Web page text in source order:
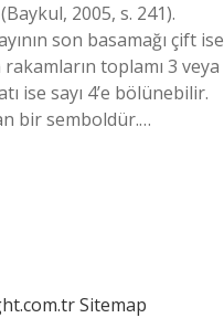
2005, s. 241).
son basamağı çift ise
toplamı 3 veya
ise sayı 4’e bölünebilir.
bir semboldür.…
Sitemap